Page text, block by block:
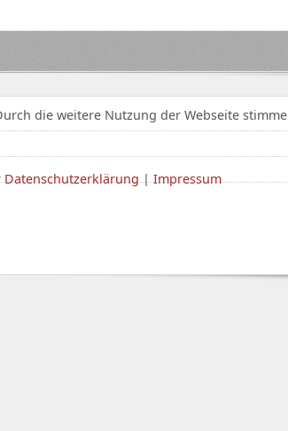
die weitere Nutzung der Webseite
Datenschutzerklärung|Impressum